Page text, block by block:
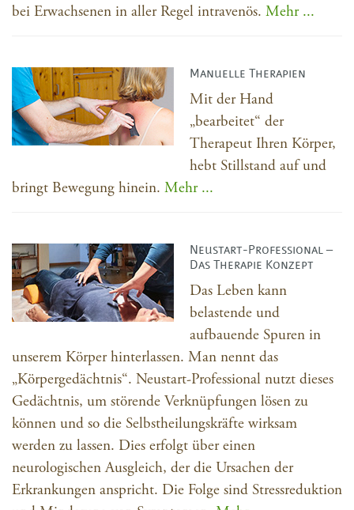
bei Erwachsenen in aller Regel intravenös. Mehr ...
Manuelle Therapien
Mit der Hand
„bearbeitet“ der
Therapeut Ihren Körper,
hebt Stillstand auf und
bringt Bewegung hinein. Mehr ...
Neustart-Professional –
Das Therapie Konzept
Das Leben kann
belastende und
aufbauende Spuren in
unserem Körper hinterlassen. Man nennt das
„Körpergedächtnis“. Neustart-Professional nutzt dieses
Gedächtnis, um störende Verknüpfungen lösen zu
können und so die Selbstheilungskräfte wirksam
werden zu lassen. Dies erfolgt über einen
neurologischen Ausgleich, der die Ursachen der
Erkrankungen anspricht. Die Folge sind Stressreduktion